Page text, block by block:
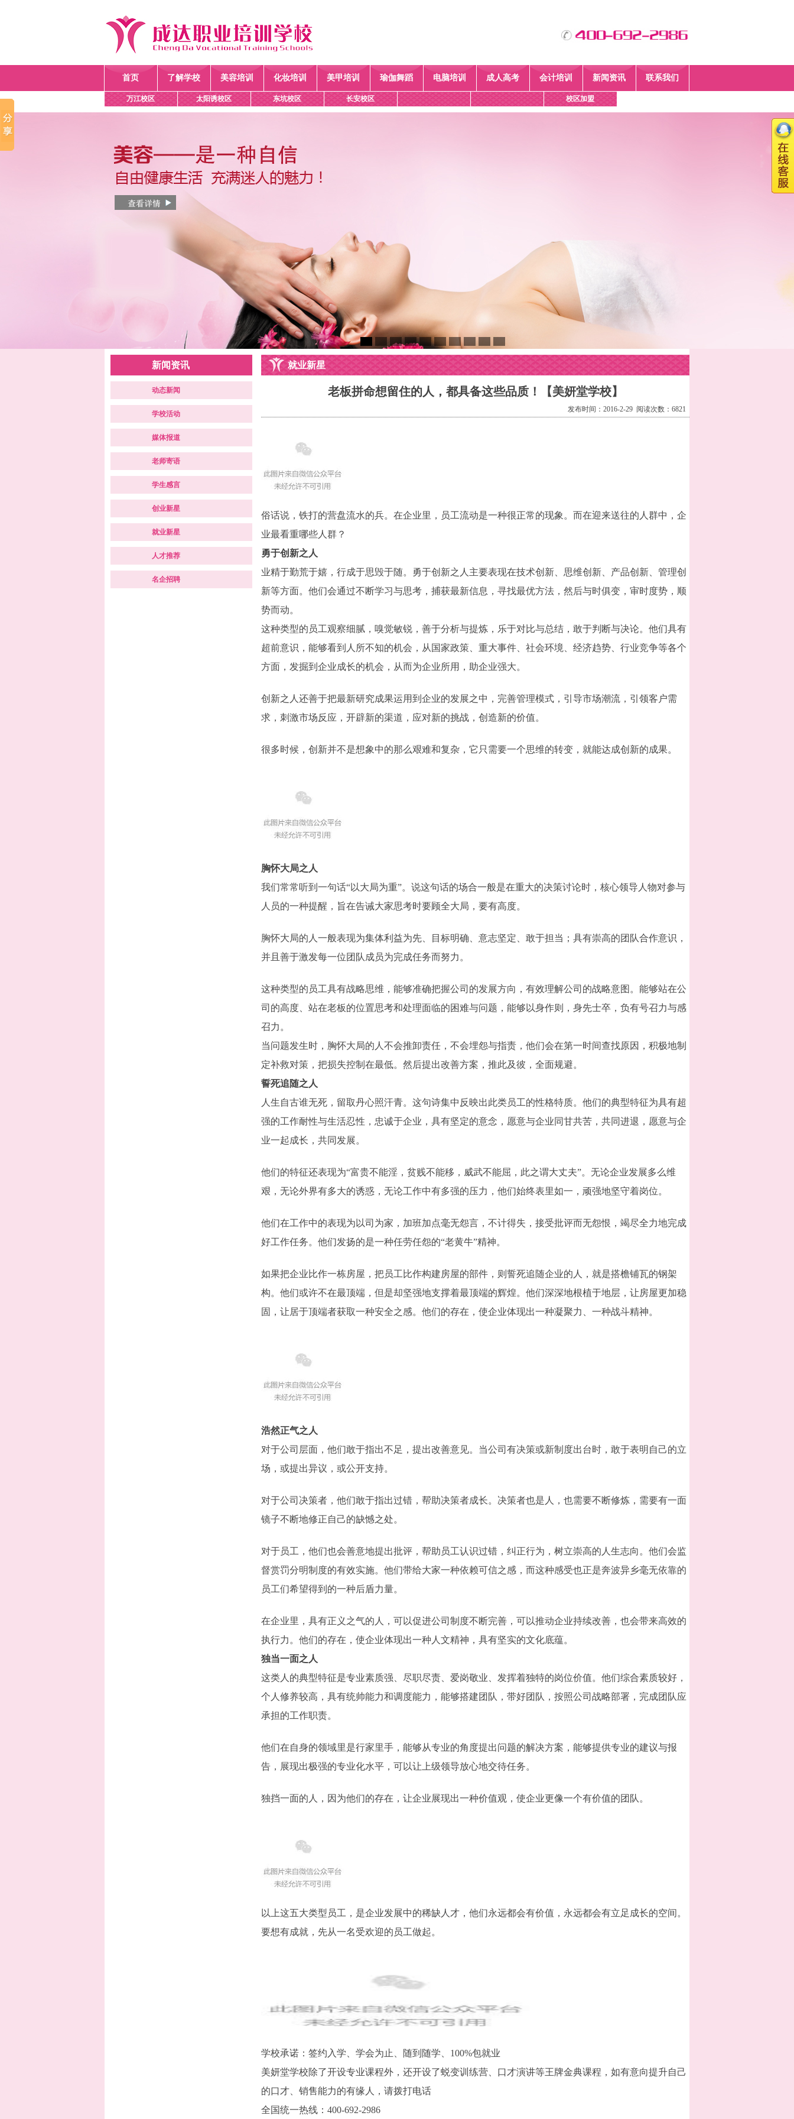
首页 了解学校 美容培训 化妆培训 美甲培训 瑜伽舞蹈 电脑培训 成人高考 会计培训 新闻资讯 联系我们
万江校区 太阳诱校区 东坑校区 长安校区 校区加盟
新闻资讯
动态新闻
学校活动
媒体报道
老师寄语
学生感言
创业新星
就业新星
人才推荐
名企招聘
就业新星
老板拼命想留住的人，都具备这些品质！【美妍堂学校】
发布时间：2016-2-29 阅读次数：6821
俗话说，铁打的营盘流水的兵。在企业里，员工流动是一种很正常的现象。而在迎来送往的人群中，企
业最看重哪些人群？
勇于创新之人
业精于勤荒于嬉，行成于思毁于随。勇于创新之人主要表现在技术创新、思维创新、产品创新、管理创
新等方面。他们会通过不断学习与思考，捕获最新信息，寻找最优方法，然后与时俱变，审时度势，顺
势而动。
这种类型的员工观察细腻，嗅觉敏锐，善于分析与提炼，乐于对比与总结，敢于判断与决论。他们具有
超前意识，能够看到人所不知的机会，从国家政策、重大事件、社会环境、经济趋势、行业竞争等各个
方面，发掘到企业成长的机会，从而为企业所用，助企业强大。
创新之人还善于把最新研究成果运用到企业的发展之中，完善管理模式，引导市场潮流，引领客户需
求，刺激市场反应，开辟新的渠道，应对新的挑战，创造新的价值。
很多时候，创新并不是想象中的那么艰难和复杂，它只需要一个思维的转变，就能达成创新的成果。
胸怀大局之人
我们常常听到一句话“以大局为重”。说这句话的场合一般是在重大的决策讨论时，核心领导人物对参与
人员的一种提醒，旨在告诫大家思考时要顾全大局，要有高度。
胸怀大局的人一般表现为集体利益为先、目标明确、意志坚定、敢于担当；具有崇高的团队合作意识，
并且善于激发每一位团队成员为完成任务而努力。
这种类型的员工具有战略思维，能够准确把握公司的发展方向，有效理解公司的战略意图。能够站在公
司的高度、站在老板的位置思考和处理面临的困难与问题，能够以身作则，身先士卒，负有号召力与感
召力。
当问题发生时，胸怀大局的人不会推卸责任，不会埋怨与指责，他们会在第一时间查找原因，积极地制
定补救对策，把损失控制在最低。然后提出改善方案，推此及彼，全面规避。
誓死追随之人
人生自古谁无死，留取丹心照汗青。这句诗集中反映出此类员工的性格特质。他们的典型特征为具有超
强的工作耐性与生活忍性，忠诚于企业，具有坚定的意念，愿意与企业同甘共苦，共同进退，愿意与企
业一起成长，共同发展。
他们的特征还表现为“富贵不能淫，贫贱不能移，威武不能屈，此之谓大丈夫”。无论企业发展多么维
艰，无论外界有多大的诱惑，无论工作中有多强的压力，他们始终表里如一，顽强地坚守着岗位。
他们在工作中的表现为以司为家，加班加点毫无怨言，不计得失，接受批评而无怨恨，竭尽全力地完成
好工作任务。他们发扬的是一种任劳任怨的“老黄牛”精神。
如果把企业比作一栋房屋，把员工比作构建房屋的部件，则誓死追随企业的人，就是搭檐铺瓦的钢架
构。他们或许不在最顶端，但是却坚强地支撑着最顶端的辉煌。他们深深地根植于地层，让房屋更加稳
固，让居于顶端者获取一种安全之感。他们的存在，使企业体现出一种凝聚力、一种战斗精神。
浩然正气之人
对于公司层面，他们敢于指出不足，提出改善意见。当公司有决策或新制度出台时，敢于表明自己的立
场，或提出异议，或公开支持。
对于公司决策者，他们敢于指出过错，帮助决策者成长。决策者也是人，也需要不断修炼，需要有一面
镜子不断地修正自己的缺憾之处。
对于员工，他们也会善意地提出批评，帮助员工认识过错，纠正行为，树立崇高的人生志向。他们会监
督赏罚分明制度的有效实施。他们带给大家一种依赖可信之感，而这种感受也正是奔波异乡毫无依靠的
员工们希望得到的一种后盾力量。
在企业里，具有正义之气的人，可以促进公司制度不断完善，可以推动企业持续改善，也会带来高效的
执行力。他们的存在，使企业体现出一种人文精神，具有坚实的文化底蕴。
独当一面之人
这类人的典型特征是专业素质强、尽职尽责、爱岗敬业、发挥着独特的岗位价值。他们综合素质较好，
个人修养较高，具有统帅能力和调度能力，能够搭建团队，带好团队，按照公司战略部署，完成团队应
承担的工作职责。
他们在自身的领域里是行家里手，能够从专业的角度提出问题的解决方案，能够提供专业的建议与报
告，展现出极强的专业化水平，可以让上级领导放心地交待任务。
独挡一面的人，因为他们的存在，让企业展现出一种价值观，使企业更像一个有价值的团队。
以上这五大类型员工，是企业发展中的稀缺人才，他们永远都会有价值，永远都会有立足成长的空间。
要想有成就，先从一名受欢迎的员工做起。
学校承诺：签约入学、学会为止、随到随学、100%包就业
美妍堂学校除了开设专业课程外，还开设了蜕变训练营、口才演讲等王牌金典课程，如有意向提升自己
的口才、销售能力的有缘人，请拨打电话
全国统一热线：400-692-2986